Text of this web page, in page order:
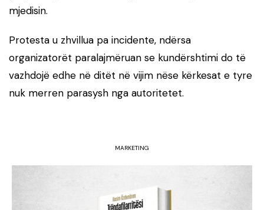
mjedisin.
Protesta u zhvillua pa incidente, ndërsa
organizatorët paralajmëruan se kundërshtimi do të
vazhdojë edhe në ditët në vijim nëse kërkesat e tyre
nuk merren parasysh nga autoritetet.
MARKETING